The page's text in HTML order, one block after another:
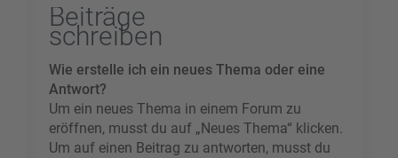
Beiträge
schreiben
Wie erstelle ich ein neues Thema oder eine
Antwort?
Um ein neues Thema in einem Forum zu
eröffnen, musst du auf „Neues Thema“ klicken.
Um auf einen Beitrag zu antworten, musst du